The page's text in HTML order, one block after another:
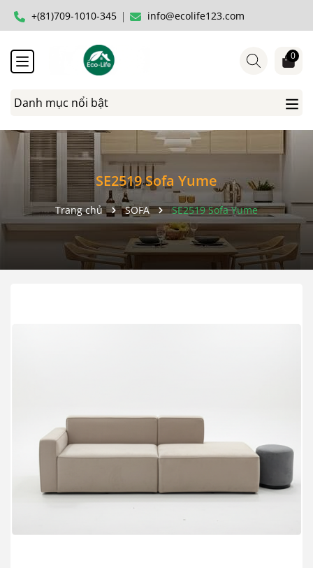
+(81)709-1010-345 info@ecolife123.com
Danh mục nổi bật
0
SE2519 Sofa Yume
Trang chủ SOFA SE2519 Sofa Yume